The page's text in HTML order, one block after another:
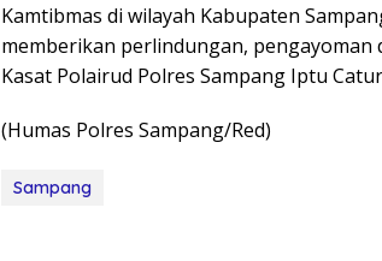
Kamtibmas di wilayah Kabupaten
memberikan perlindungan, pengayoman
Kasat Polairud Polres Sampang Iptu
(Humas Polres Sampang/Red)
Sampang